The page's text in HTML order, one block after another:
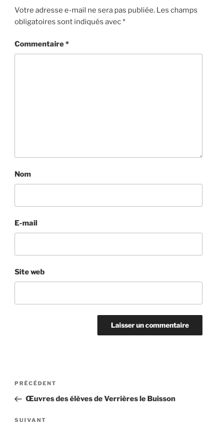
Votre adresse e-mail ne sera pas publiée. Les champs
obligatoires sont indiqués avec*
Commentaire*
Nom
E-mail
Site web
Navigation
l’article
Article
précédent
PRÉCÉDENT
Œuvres des élèves de Verrières le Buisson
SUIVANT